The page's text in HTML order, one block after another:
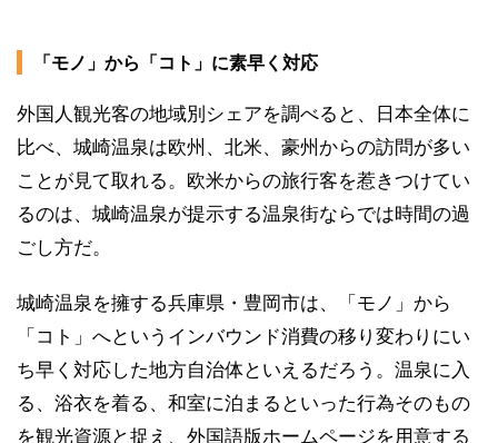
「モノ」から「コト」に素早く対応
外国人観光客の地域別シェアを調べると、日本全体に
比べ、城崎温泉は欧州、北米、豪州からの訪問が多い
ことが見て取れる。欧米からの旅行客を惹きつけてい
るのは、城崎温泉が提示する温泉街ならでは時間の過
ごし方だ。
城崎温泉を擁する兵庫県・豊岡市は、「モノ」から
「コト」へというインバウンド消費の移り変わりにい
ち早く対応した地方自治体といえるだろう。温泉に入
る、浴衣を着る、和室に泊まるといった行為そのもの
を観光資源と捉え、外国語版ホームページを用意する